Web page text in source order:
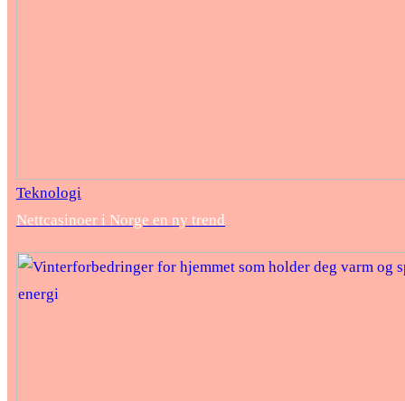
Teknologi
Nettcasinoer i Norge en ny trend